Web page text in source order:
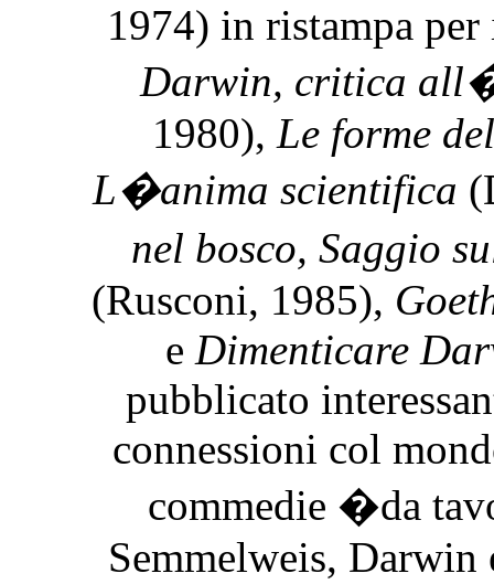
1974) in ristampa
Darwin, critica
1980), Le forme
L�anima scientifica
nel bosco, Saggio
(Rusconi, 1985),
e Dimenticare
pubblicato
connessioni col
commedie �da
Semmelweis,